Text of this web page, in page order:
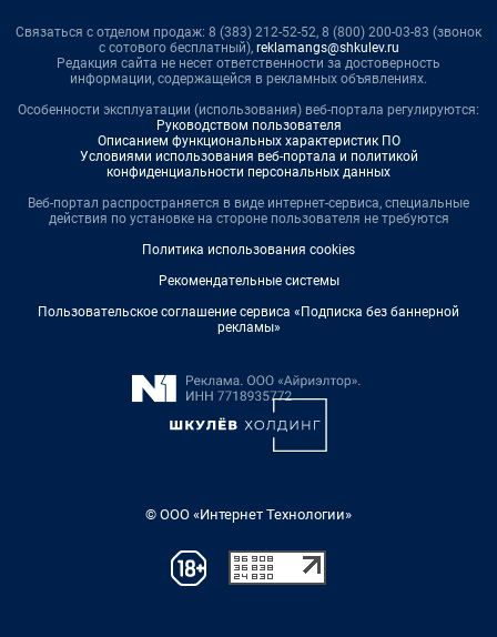
Связаться с отделом продаж: 8 (383) 212-52-52, 8 (800) 200-03-83 (звонок
с сотового бесплатный), reklamangs@shkulev.ru
Редакция сайта не несет ответственности за достоверность
информации, содержащейся в рекламных объявлениях.
Особенности эксплуатации (использования) веб-портала регулируются:
Руководством пользователя
Описанием функциональных характеристик ПО
Условиями использования веб-портала и политикой
конфиденциальности персональных данных
Веб-портал распространяется в виде интернет-сервиса, специальные
действия по установке на стороне пользователя не требуются
Политика использования cookies
Рекомендательные системы
Пользовательское соглашение сервиса «Подписка без баннерной
рекламы»
© ООО «Интернет Технологии»